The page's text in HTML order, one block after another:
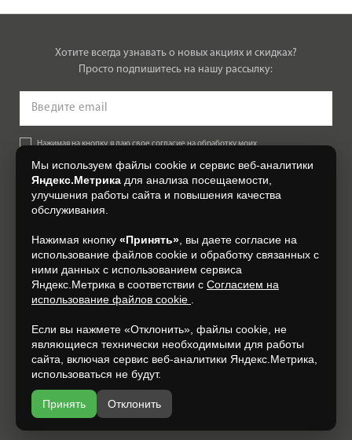
Хотите всегда узнавать о новых акциях и скидках?
Просто подпишитесь на нашу рассылку:
Нажимая на кнопку, я даю свое согласие на обработку моих
Согласии на обработку персональных данных.
+7 (4832) 300-007
Разработка и продвижение —
Мы используем файлы cookie и сервис веб-аналитики
Яндекс.Метрика для анализа посещаемости,
улучшения работы сайта и повышения качества
обслуживания.
Нажимая кнопку «Принять» , вы даете согласие на
использование файлов cookie и обработку связанных с
ними данных с использованием сервиса
Яндекс.Метрика в соответствии с Согласием на
использование файлов cookie
Если вы нажмете «Отклонить», файлы cookie, не
являющиеся технически необходимыми для работы
сайта, включая сервис веб-аналитики Яндекс.Метрика,
использоваться не будут.
Принять Отклонить